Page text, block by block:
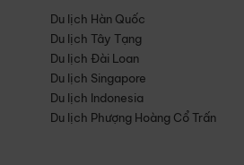
Du lịch Hàn Quốc
Du lịch Tây Tạng
Du lịch Đài Loan
Du lịch Singapore
Du lịch Indonesia
Du lịch Phượng Hoàng Cổ Trấn